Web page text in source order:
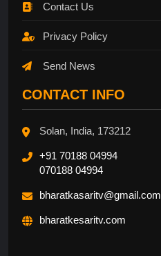
Contact Us
Privacy Policy
Send News
CONTACT INFO
Solan, India, 173212
+91 70188 04994
070188 04994
bharatkasaritv@gmail.com
bharatkesaritv.com